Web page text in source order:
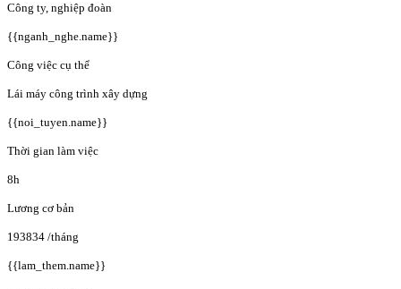
Công ty, nghiệp đoàn
{{nganh_nghe.name}}
Công việc cụ thể
Lái máy công trình xây dựng
{{noi_tuyen.name}}
Thời gian làm việc
8h
Lương cơ bản
193834 /tháng
{{lam_them.name}}